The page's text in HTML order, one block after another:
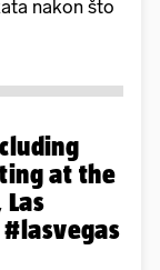
nakon što
at the
#lasvegas